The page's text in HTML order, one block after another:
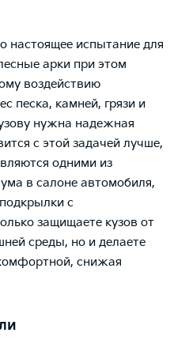
настоящее испытание для
арки при этом
воздействию
песка, камней, грязи и
нужна надежная
с этой задачей лучше,
одними из
в салоне автомобиля,
с
защищаете кузов от
среды, но и делаете
снижая